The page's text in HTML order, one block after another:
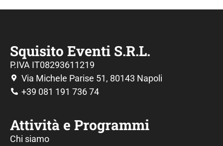
Squisito Eventi S.R.L.
P.IVA IT08293611219
Via Michele Parise 51, 80143 Napoli
+39 081 191 736 74
Attività e Programmi
Chi siamo